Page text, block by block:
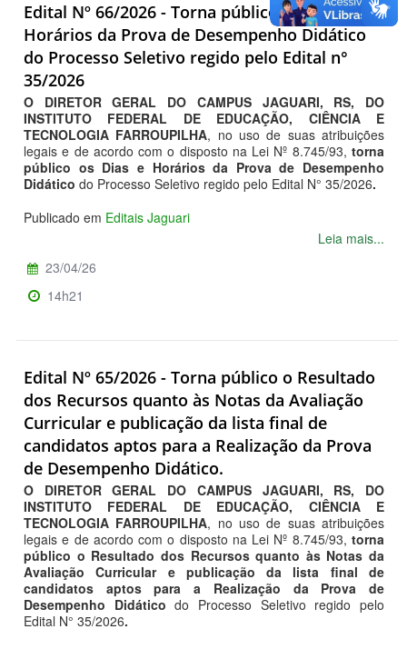
Edital Nº 66/2026 - Torna público os Dias e
Horários da Prova de Desempenho Didático
do Processo Seletivo regido pelo Edital n°
35/2026
O DIRETOR GERAL DO CAMPUS JAGUARI, RS, DO
INSTITUTO FEDERAL DE EDUCAÇÃO, CIÊNCIA E
TECNOLOGIA FARROUPILHA, no uso de suas atribuições
legais e de acordo com o disposto na Lei Nº 8.745/93, torna
público os Dias e Horários da Prova de Desempenho
Didático do Processo Seletivo regido pelo Edital N° 35/2026.
Publicado em Editais Jaguari
Leia mais...
23/04/26
14h21
Edital Nº 65/2026 - Torna público o Resultado
dos Recursos quanto às Notas da Avaliação
Curricular e publicação da lista final de
candidatos aptos para a Realização da Prova
de Desempenho Didático.
O DIRETOR GERAL DO CAMPUS JAGUARI, RS, DO
INSTITUTO FEDERAL DE EDUCAÇÃO, CIÊNCIA E
TECNOLOGIA FARROUPILHA, no uso de suas atribuições
legais e de acordo com o disposto na Lei Nº 8.745/93, torna
público o Resultado dos Recursos quanto às Notas da
Avaliação Curricular e publicação da lista final de
candidatos aptos para a Realização da Prova de
Desempenho Didáticodo Processo Seletivo regido pelo
Edital N° 35/2026.